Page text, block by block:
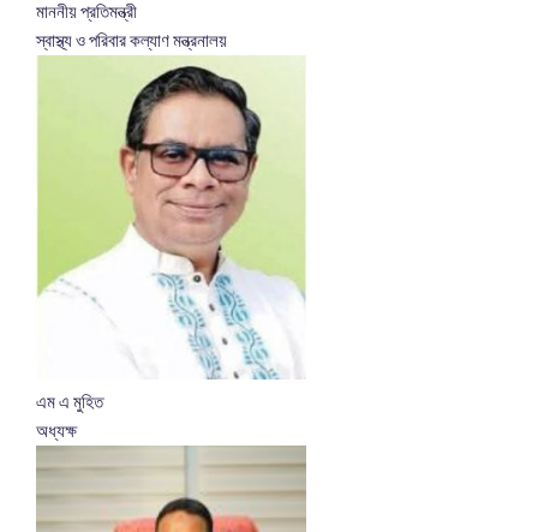
মাননীয় প্রতিমন্ত্রী
স্বাস্থ্য ও পরিবার কল্যাণ মন্ত্রনালয়
এম এ মুহিত
অধ্যক্ষ